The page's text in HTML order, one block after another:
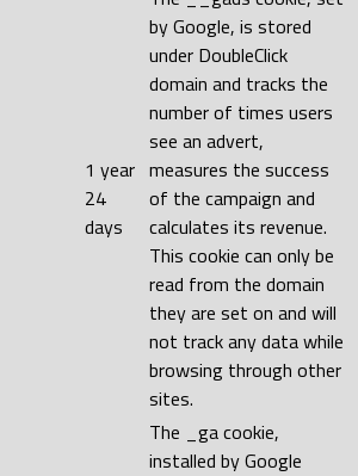
1 year
24
days
by Google, is stored
under DoubleClick
domain and tracks the
number of times users
see an advert,
measures the success
of the campaign and
calculates its revenue.
This cookie can only be
read from the domain
they are set on and will
not track any data while
browsing through other
sites.
The _ga cookie,
installed by Google